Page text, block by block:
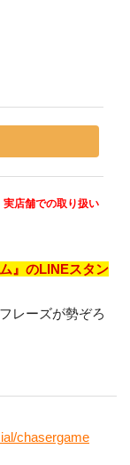
店舗での取り扱い
』のLINEスタン
レーズが勢ぞろ
chasergame